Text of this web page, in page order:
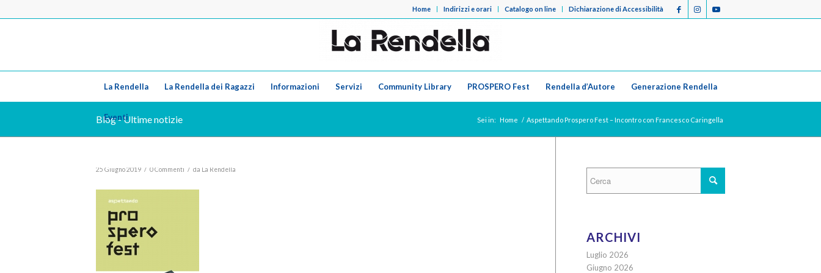
Home Indirizzi e orari Catalogo on line Dichiarazione di Accessibilità
La Rendella La Rendella dei Ragazzi Informazioni Servizi Community Library PROSPERO Fest Rendella d’Autore Generazione Rendella
Eventi
Blog - Ultime notizie Sei in: Home / Aspettando Prospero Fest – Incontro con Francesco Caringella
25 Giugno 2019 / 0 Commenti / da La Rendella
ARCHIVI
Luglio 2026
Giugno 2026